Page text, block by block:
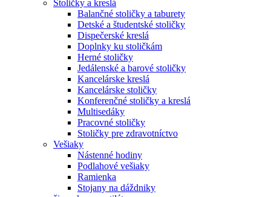
Stoličky a kreslá
Balančné stoličky a taburety
Detské a študentské stoličky
Dispečerské kreslá
Doplnky ku stoličkám
Herné stoličky
Jedálenské a barové stoličky
Kancelárske kreslá
Kancelárske stoličky
Konferenčné stoličky a kreslá
Multisedáky
Pracovné stoličky
Stoličky pre zdravotníctvo
Vešiaky
Nástenné hodiny
Podlahové vešiaky
Ramienka
Stojany na dáždniky